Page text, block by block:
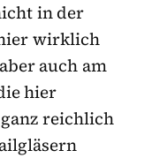
in der
wirklich
auch am
hier
reichlich